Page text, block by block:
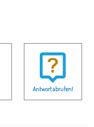
Antwort abrufen!